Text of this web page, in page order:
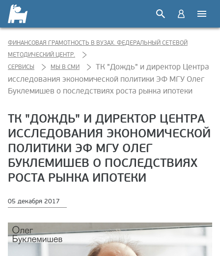
ФИНАНСОВАЯ ГРАМОТНОСТЬ В ВУЗАХ. ФЕДЕРАЛЬНЫЙ СЕТЕВОЙ
МЕТОДИЧЕСКИЙ ЦЕНТР.
СЕРВИСЫ
МЫ В СМИ
ТК "Дождь" и директор Центра
исследования экономической политики ЭФ МГУ Олег
Буклемишев о последствиях роста рынка ипотеки
ТК "ДОЖДЬ" И ДИРЕКТОР ЦЕНТРА
ИССЛЕДОВАНИЯ ЭКОНОМИЧЕСКОЙ
ПОЛИТИКИ ЭФ МГУ ОЛЕГ
БУКЛЕМИШЕВ О ПОСЛЕДСТВИЯХ
РОСТА РЫНКА ИПОТЕКИ
05 декабря 2017